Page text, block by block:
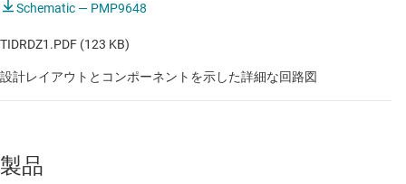
Schematic — PMP9648
TIDRDZ1.PDF (123 KB)
設計レイアウトとコンポーネントを示した詳細な回路図
製品